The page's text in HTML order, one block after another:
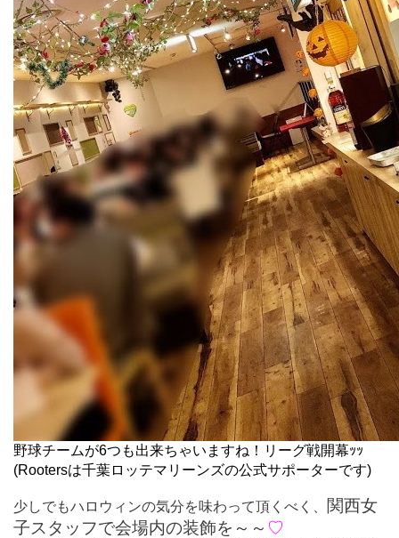
野球チームが6つも出来ちゃいますね！リーグ戦開幕ｯｯ
(Rootersは千葉ロッテマリーンズの公式サポーターです)
少しでもハロウィンの気分を味わって頂くべく、
関西女
子スタッフで会場内の装飾を～～ ♡